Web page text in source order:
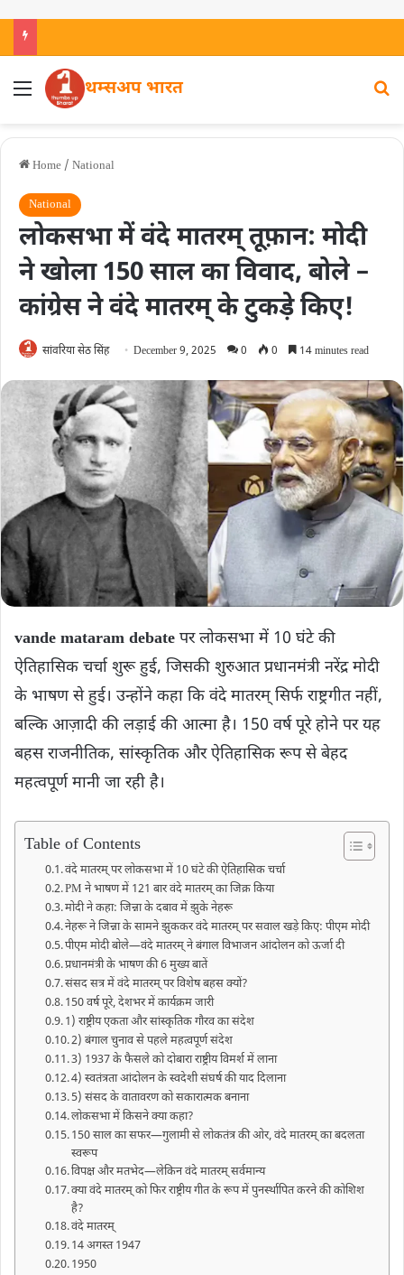
थम्सअप भारत
Home / National
National
लोकसभा में वंदे मातरम् तूफ़ान: मोदी
ने खोला 150 साल का विवाद, बोले –
कांग्रेस ने वंदे मातरम् के टुकड़े किए!
सांवरिया सेठ सिंह December 9, 2025 0 0 14 minutes read
vande mataram debate पर लोकसभा में 10 घंटे की
ऐतिहासिक चर्चा शुरू हुई, जिसकी शुरुआत प्रधानमंत्री नरेंद्र मोदी
के भाषण से हुई। उन्होंने कहा कि वंदे मातरम् सिर्फ राष्ट्रगीत नहीं,
बल्कि आज़ादी की लड़ाई की आत्मा है। 150 वर्ष पूरे होने पर यह
बहस राजनीतिक, सांस्कृतिक और ऐतिहासिक रूप से बेहद
महत्वपूर्ण मानी जा रही है।
Table of Contents
वंदे मातरम् पर लोकसभा में 10 घंटे की ऐतिहासिक चर्चा
PM ने भाषण में 121 बार वंदे मातरम् का जिक्र किया
मोदी ने कहा: जिन्ना के दबाव में झुके नेहरू
नेहरू ने जिन्ना के सामने झुककर वंदे मातरम् पर सवाल खड़े किए: पीएम मोदी
पीएम मोदी बोले—वंदे मातरम् ने बंगाल विभाजन आंदोलन को ऊर्जा दी
प्रधानमंत्री के भाषण की 6 मुख्य बातें
संसद सत्र में वंदे मातरम् पर विशेष बहस क्यों?
150 वर्ष पूरे, देशभर में कार्यक्रम जारी
1) राष्ट्रीय एकता और सांस्कृतिक गौरव का संदेश
2) बंगाल चुनाव से पहले महत्वपूर्ण संदेश
3) 1937 के फैसले को दोबारा राष्ट्रीय विमर्श में लाना
4) स्वतंत्रता आंदोलन के स्वदेशी संघर्ष की याद दिलाना
5) संसद के वातावरण को सकारात्मक बनाना
लोकसभा में किसने क्या कहा?
150 साल का सफर—गुलामी से लोकतंत्र की ओर, वंदे मातरम् का बदलता
स्वरूप
विपक्ष और मतभेद—लेकिन वंदे मातरम् सर्वमान्य
क्या वंदे मातरम् को फिर राष्ट्रीय गीत के रूप में पुनर्स्थापित करने की कोशिश
है?
वंदे मातरम्
14 अगस्त 1947
1950